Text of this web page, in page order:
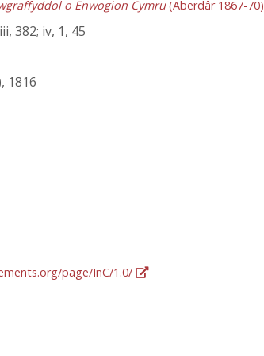
o Enwogion Cymru(Aberdâr 1867-70)
382; iv, 1, 45
1816
page/InC/1.0/